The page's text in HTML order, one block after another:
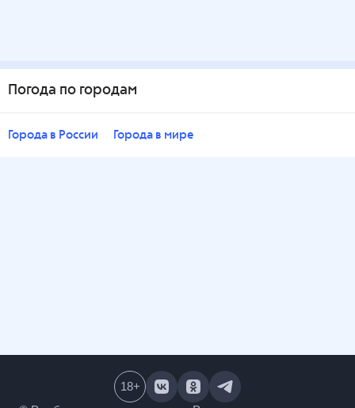
Погода по городам
Города в России Города в мире
18+